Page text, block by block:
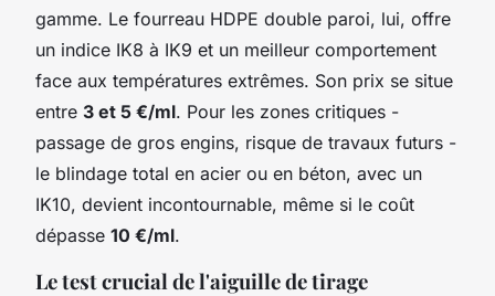
gamme. Le fourreau HDPE double paroi, lui, offre
un indice IK8 à IK9 et un meilleur comportement
face aux températures extrêmes. Son prix se situe
entre 3 et 5 €/ml. Pour les zones critiques -
passage de gros engins, risque de travaux futurs -
le blindage total en acier ou en béton, avec un
IK10, devient incontournable, même si le coût
dépasse 10 €/ml.
Le test crucial de l'aiguille de tirage